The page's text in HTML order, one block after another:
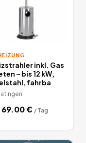
inkl. Gas
– bis 12 kW,
fahrba
69.00€ / Tag